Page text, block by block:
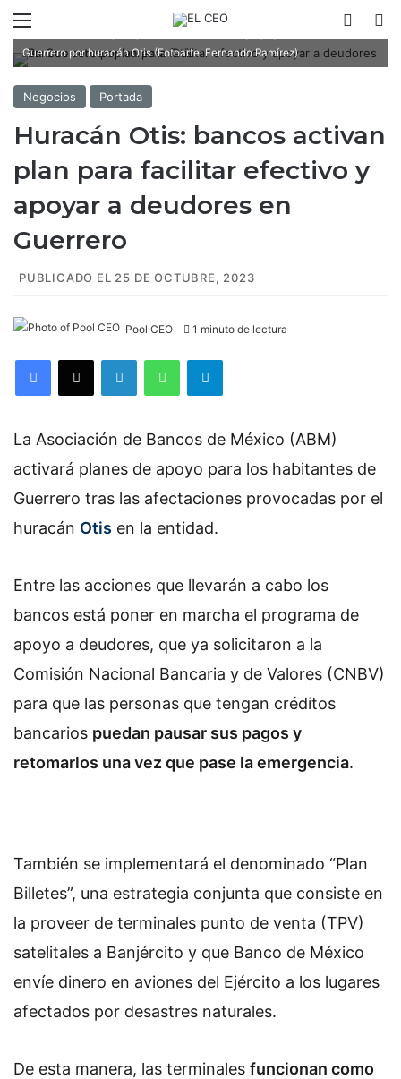
Guerrero por huracán Otis (Fotoarte: Fernando Ramírez)
Negocios Portada
Huracán Otis: bancos activan
plan para facilitar efectivo y
apoyar a deudores en
Guerrero
PUBLICADO EL 25 DE OCTUBRE, 2023
Pool CEO 1 minuto de lectura
La Asociación de Bancos de México (ABM)
activará planes de apoyo para los habitantes de
Guerrero tras las afectaciones provocadas por el
huracán Otis en la entidad.
Entre las acciones que llevarán a cabo los
bancos está poner en marcha el programa de
apoyo a deudores, que ya solicitaron a la
Comisión Nacional Bancaria y de Valores (CNBV)
para que las personas que tengan créditos
bancarios puedan pausar sus pagos y
retomarlos una vez que pase la emergencia.
También se implementará el denominado “Plan
Billetes”, una estrategia conjunta que consiste en
la proveer de terminales punto de venta (TPV)
satelitales a Banjército y que Banco de México
envíe dinero en aviones del Ejército a los lugares
afectados por desastres naturales.
De esta manera, las terminales funcionan como